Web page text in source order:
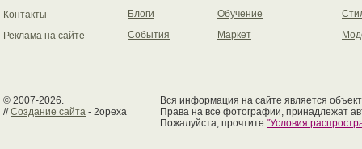
Контакты
Реклама на сайте
Блоги
События
Обучение
Маркет
© 2007-2026.
//Создание сайта - 2opexa
Вся информация на сайте является
Права на все фотографии, принадлежат
Пожалуйста, прочтите "Условия